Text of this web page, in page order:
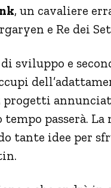
, un cavaliere
e Re dei
sviluppo e
progetti
passerà. La
tante idee per